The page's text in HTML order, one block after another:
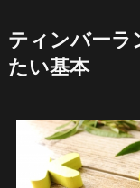
ティンバーラ
たい基本